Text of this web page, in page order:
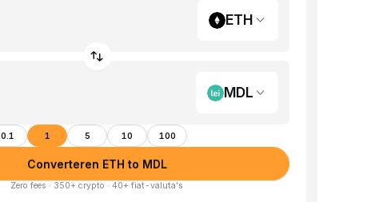
ETH
MDL
0.1 1 5 10 100
Converteren ETH to MDL
Zero fees · 350+ crypto · 40+ fiat-valuta's